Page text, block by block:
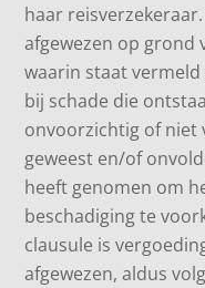
haar
afgewezen op grond
waarin staat
bij schade die
onvoorzichtig of niet
geweest en/of
heeft genomen om
beschadiging te
clausule is
afgewezen, aldus